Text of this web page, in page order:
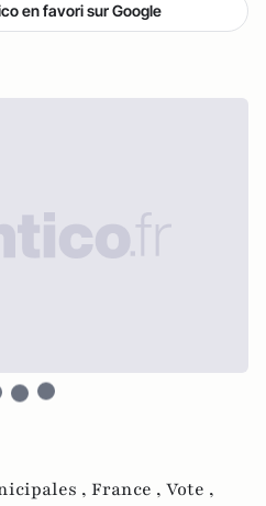
en favori sur Google
, France , Vote ,